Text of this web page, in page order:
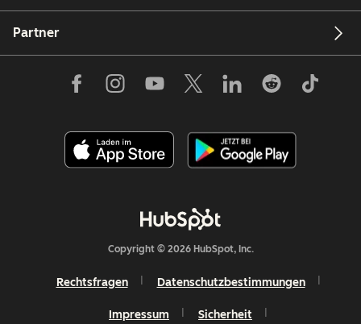
Partner
Copyright © 2026 HubSpot, Inc.
Rechtsfragen Datenschutzbestimmungen
Impressum Sicherheit